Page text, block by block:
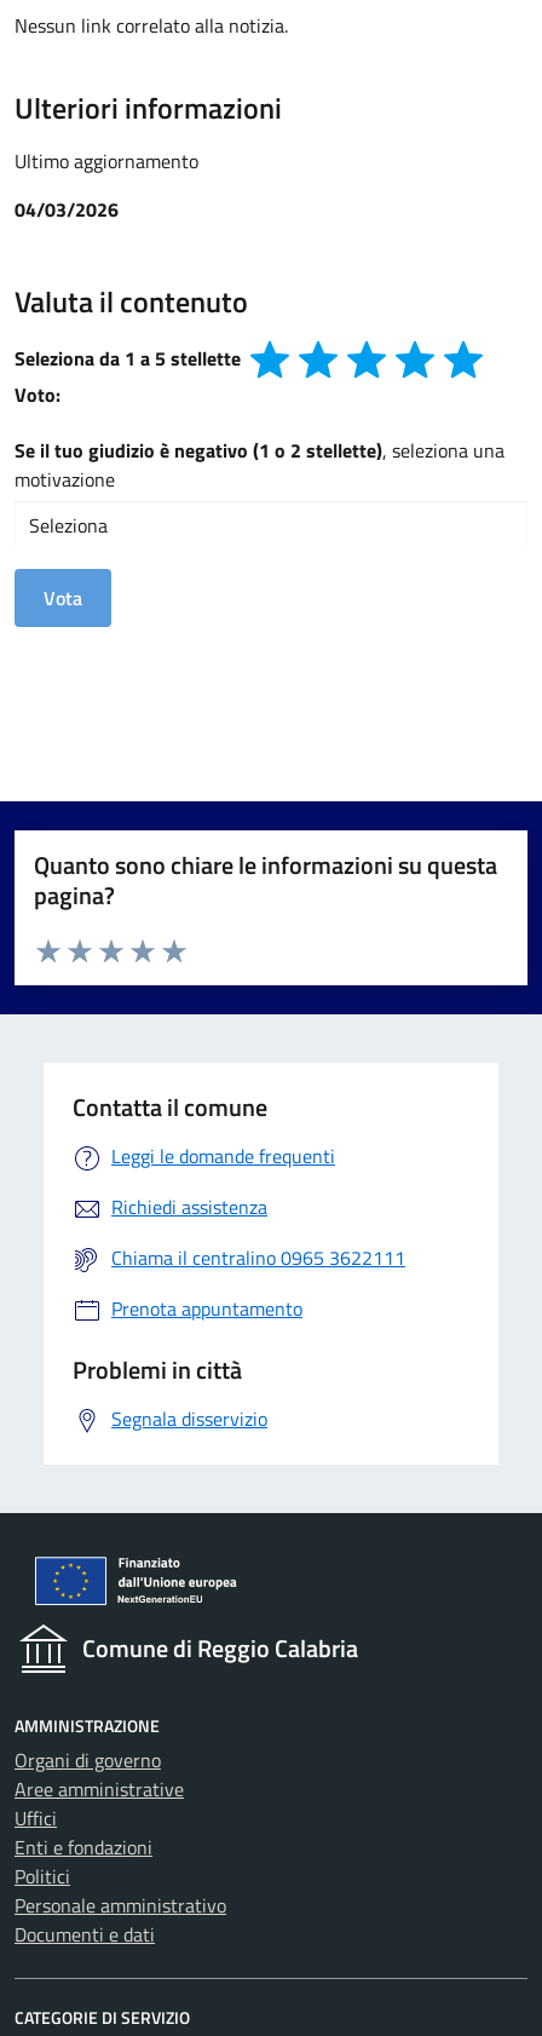
Nessun link correlato alla notizia.
Ulteriori informazioni
Ultimo aggiornamento
04/03/2026
Valuta il contenuto
Seleziona da 1 a 5 stellette
Voto:
Se il tuo giudizio è negativo (1 o 2 stellette), seleziona una
motivazione
Quanto sono chiare le informazioni su questa
pagina?
Valuta da 1 a 5 stelle la pagina
Valuta 5 stelle su 5
Valuta 4 stelle su 5
Valuta 3 stelle su 5
Valuta 2 stelle su 5
Valuta 1 stelle su 5
Contatta il comune
Leggi le domande frequenti
Richiedi assistenza
Chiama il centralino 0965 3622111
Prenota appuntamento
Problemi in città
Segnala disservizio
Comune di Reggio Calabria
AMMINISTRAZIONE
Organi di governo
Aree amministrative
Uffici
Enti e fondazioni
Politici
Personale amministrativo
Documenti e dati
CATEGORIE DI SERVIZIO